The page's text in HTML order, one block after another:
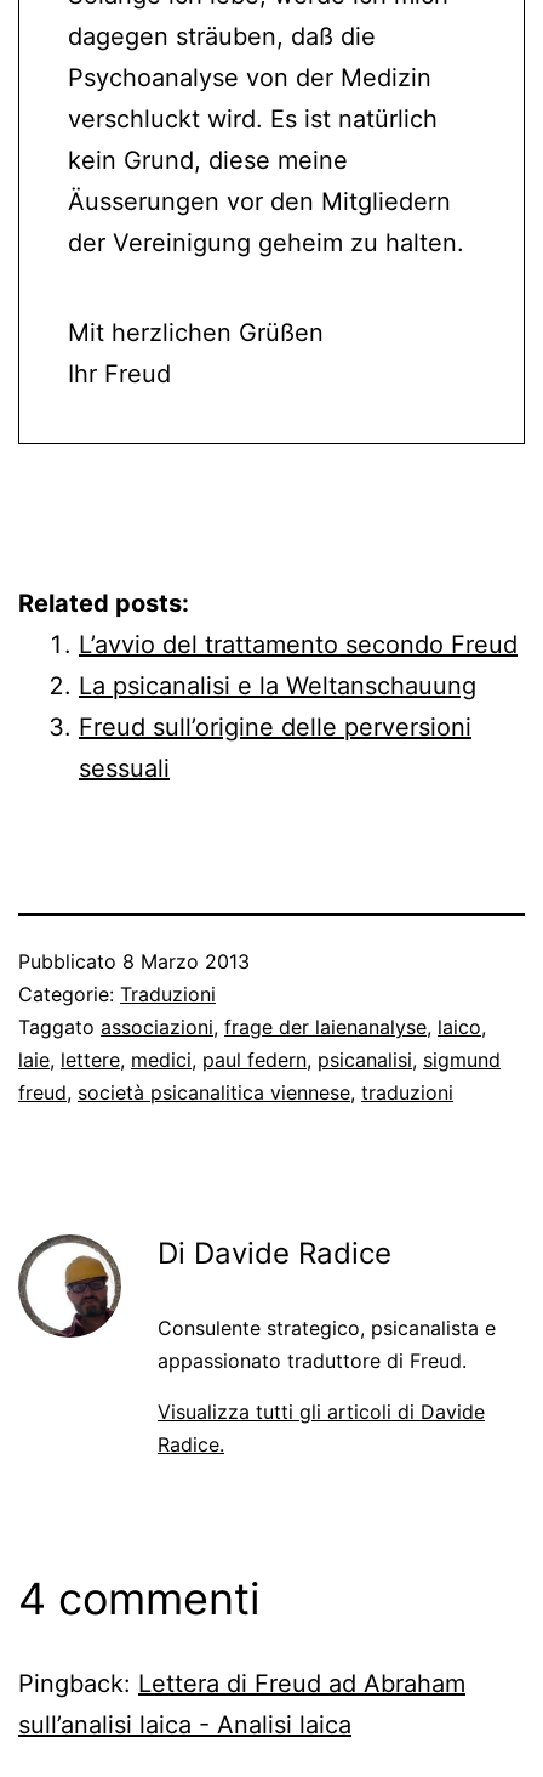
dagegen sträuben, daß die
Psychoanalyse von der Medizin
verschluckt wird. Es ist natürlich
kein Grund, diese meine
Äusserungen vor den Mitgliedern
der Vereinigung geheim zu halten.
Mit herzlichen Grüßen
Ihr Freud
Related posts:
L’avvio del trattamento secondo Freud
La psicanalisi e la Weltanschauung
Freud sull’origine delle perversioni
sessuali
Pubblicato 8 Marzo 2013
Categorie: Traduzioni
Taggato associazioni, frage der laienanalyse, laico,
laie, lettere, medici, paul federn, psicanalisi, sigmund
freud, società psicanalitica viennese, traduzioni
Di Davide Radice
Consulente strategico, psicanalista e
appassionato traduttore di Freud.
Visualizza tutti gli articoli di Davide
Radice.
4 commenti
Pingback: Lettera di Freud ad Abraham
sull’analisi laica - Analisi laica